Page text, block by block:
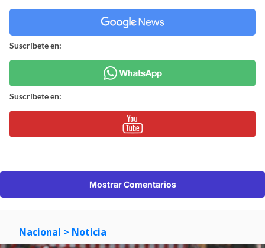
Suscríbete en:
Suscríbete en:
Mostrar Comentarios
Nacional > Noticia